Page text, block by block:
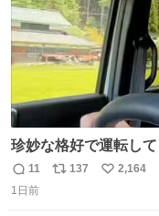
珍妙な格好で運転し
返
信
11
リ
137
い
2,164
1日前